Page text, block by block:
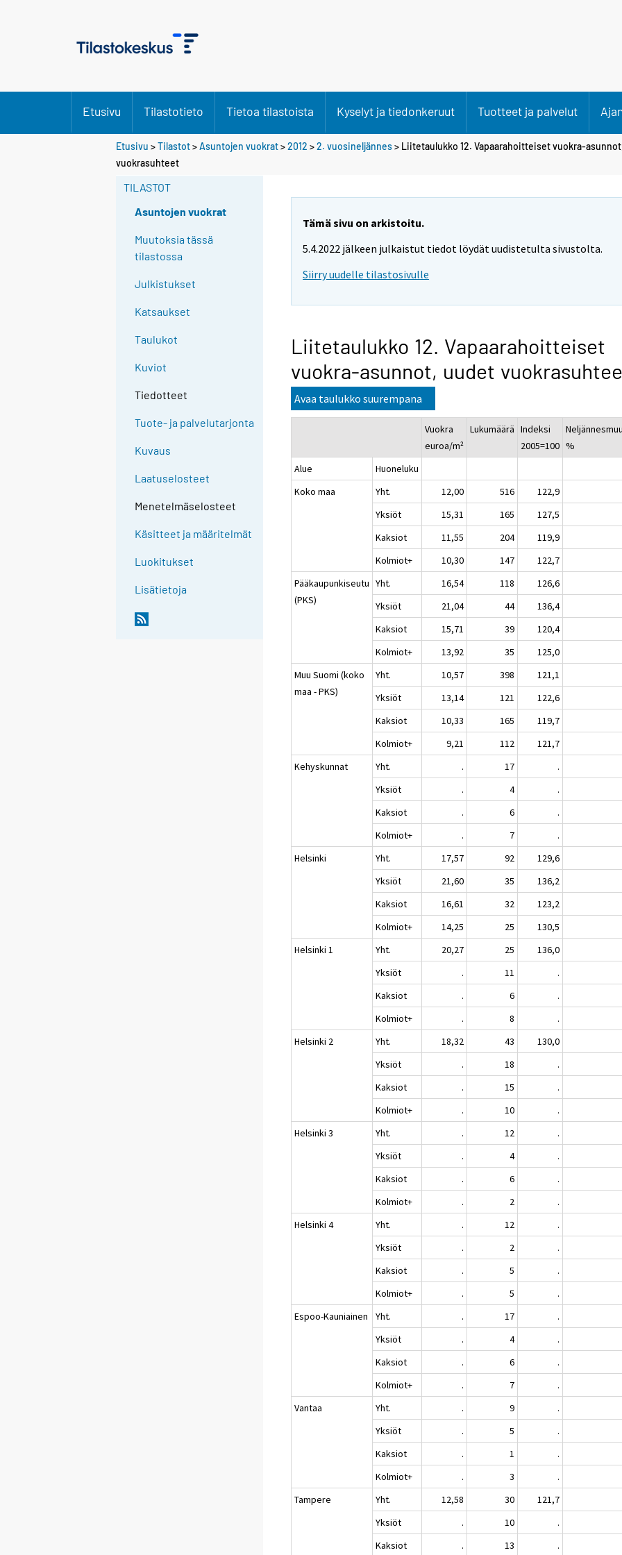
Etusivu Tilastotieto Tietoa tilastoista Kyselyt ja tiedonkeruut Tuotteet ja palvelut
Etusivu >Tilastot>Asuntojen vuokrat>2012 >2. vuosineljännes> Liitetaulukko 12. Vapaarahoitteiset vuokra-
vuokrasuhteet
TILASTOT
Asuntojen vuokrat
Muutoksia tässä
tilastossa
Julkistukset
Katsaukset
Taulukot
Kuviot
Tiedotteet
Tuote- ja palvelutarjonta
Kuvaus
Laatuselosteet
Menetelmäselosteet
Käsitteet ja määritelmät
Luokitukset
Lisätietoja
Tämä sivu on arkistoitu.
5.4.2022 jälkeen julkaistut tiedot löydät uudistetulta sivustolta.
Siirry uudelle tilastosivulle
Liitetaulukko 12. Vapaarahoitteiset
vuokra-asunnot, uudet
Avaa taulukko suurempana
Vuokra
euroa/m²
Lukumäärä Indeksi
2005=100 %
Alue
Huoneluku
Koko maa
Yht. 12,00 516 122,9
Yksiöt
15,31 165 127,5
Kaksiot
11,55 204 119,9
Kolmiot+
10,30 147 122,7
Pääkaupunkiseutu
(PKS)
Yht. 16,54 118 126,6
Yksiöt
21,04 44 136,4
Kaksiot
15,71 39 120,4
Kolmiot+
13,92 35 125,0
Muu Suomi (koko
maa - PKS)
Yht. 10,57 398 121,1
Yksiöt
13,14 121 122,6
Kaksiot
10,33 165 119,7
Kolmiot+
9,21 112 121,7
Kehyskunnat
Yht. . 17 .
Yksiöt
. 4 .
Kaksiot
. 6 .
Kolmiot+
. 7 .
Helsinki
Yht. 17,57 92 129,6
Yksiöt
21,60 35 136,2
Kaksiot
16,61 32 123,2
Kolmiot+
14,25 25 130,5
Helsinki 1
Yht. 20,27 25 136,0
Yksiöt
. 11 .
Kaksiot
. 6 .
Kolmiot+
. 8 .
Helsinki 2
Yht. 18,32 43 130,0
Yksiöt
. 18 .
Kaksiot
. 15 .
Kolmiot+
. 10 .
Helsinki 3
Yht. . 12 .
Yksiöt
. 4 .
Kaksiot
. 6 .
Kolmiot+
. 2 .
Helsinki 4
Yht. . 12 .
Yksiöt
. 2 .
Kaksiot
. 5 .
Kolmiot+
. 5 .
Espoo-Kauniainen
Yht. . 17 .
Yksiöt
. 4 .
Kaksiot
. 6 .
Kolmiot+
. 7 .
Vantaa
Yht. . 9 .
Yksiöt
. 5 .
Kaksiot
. 1 .
Kolmiot+
. 3 .
Tampere
Yht. 12,58 30 121,7
Yksiöt
. 10 .
Kaksiot
. 13 .